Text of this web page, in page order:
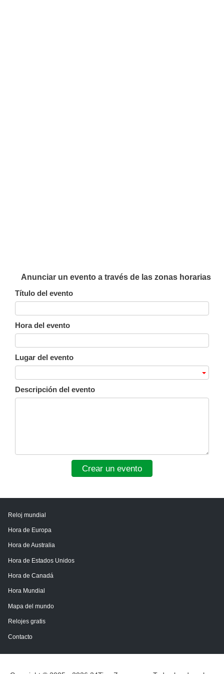
Anunciar un evento a través de las zonas horarias
Título del evento
Hora del evento
Lugar del evento
Descripción del evento
Crear un evento
Reloj mundial
Hora de Europa
Hora de Australia
Hora de Estados Unidos
Hora de Canadá
Hora Mundial
Mapa del mundo
Relojes gratis
Contacto